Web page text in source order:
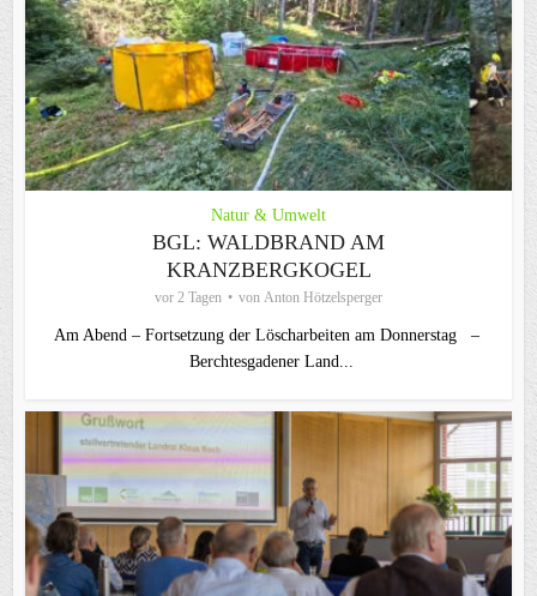
Natur & Umwelt
BGL: WALDBRAND AM
KRANZBERGKOGEL
vor 2 Tagen von Anton Hötzelsperger
Am Abend – Fortsetzung der Löscharbeiten am Donnerstag –
Berchtesgadener Land...